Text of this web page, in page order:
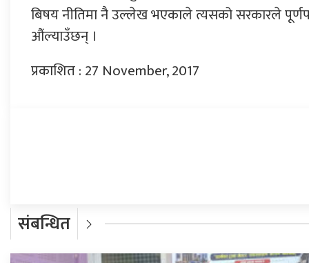
बिषय नीतिमा नै उल्लेख भएकाले त्यसको सरकारले
औंल्याउँछन् ।
प्रकाशित : 27 November, 2017
संबन्धित